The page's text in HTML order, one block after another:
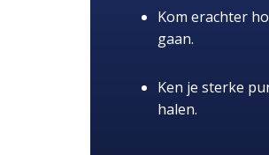
Kom erachter
gaan.
Ken je sterke
halen.